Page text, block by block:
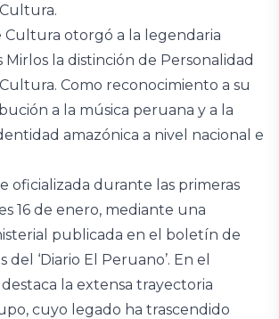
Cultura otorgó a la legendaria
Mirlos la distinción de Personalidad
Como reconocimiento a su
a la música peruana y a la
amazónica a nivel nacional e
oficializada durante las primeras
16 de enero, mediante una
publicada en el boletín de
del ‘Diario El Peruano’. En el
la extensa trayectoria
cuyo legado ha trascendido